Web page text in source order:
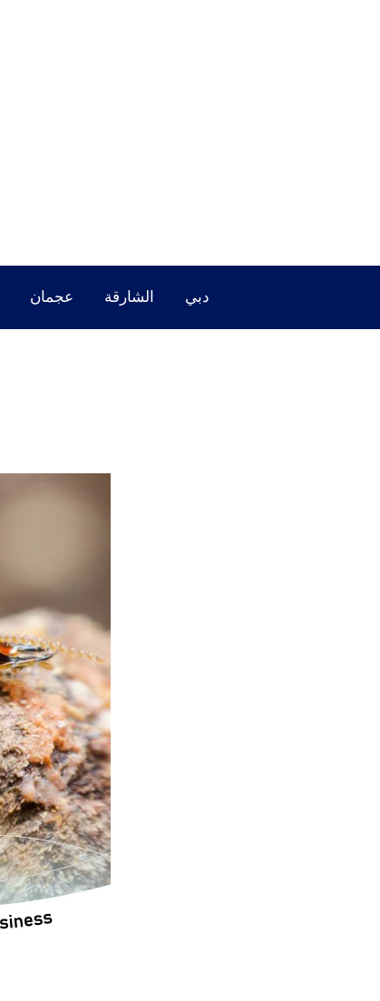
دبي الشارقة عجمان